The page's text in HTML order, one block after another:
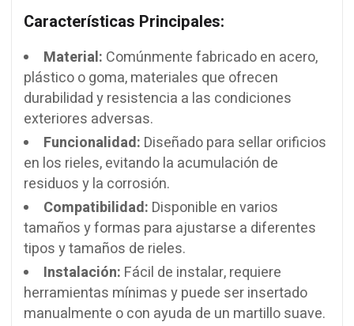
Características Principales:
Material: Comúnmente fabricado en acero,
plástico o goma, materiales que ofrecen
durabilidad y resistencia a las condiciones
exteriores adversas.
Funcionalidad: Diseñado para sellar orificios
en los rieles, evitando la acumulación de
residuos y la corrosión.
Compatibilidad: Disponible en varios
tamaños y formas para ajustarse a diferentes
tipos y tamaños de rieles.
Instalación: Fácil de instalar, requiere
herramientas mínimas y puede ser insertado
manualmente o con ayuda de un martillo suave.